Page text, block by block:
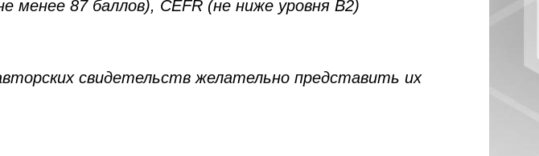
менее 87 баллов), CEFR (не ниже уровня B2)
свидетельств желательно представить их